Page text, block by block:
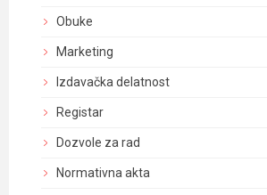
Obuke
Marketing
Izdavačka delatnost
Registar
Dozvole za rad
Normativna akta